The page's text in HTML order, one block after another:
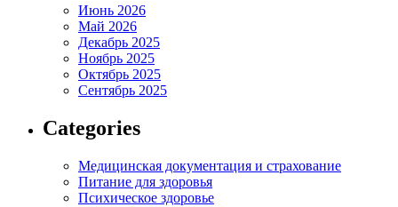
Июнь 2026
Май 2026
Декабрь 2025
Ноябрь 2025
Октябрь 2025
Сентябрь 2025
Categories
Медицинская документация и страхование
Питание для здоровья
Психическое здоровье